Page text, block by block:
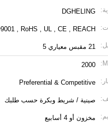
DGHELING
, RoHS , UL , CE , REACH
21 مقبس معياري 5
2000
Preferential & Competitive
صينية / شريط وبكرة حسب طلبك
مخزون أو 4 أسابيع